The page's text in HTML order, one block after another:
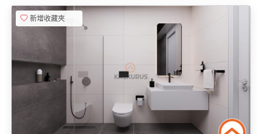
新增收藏夾